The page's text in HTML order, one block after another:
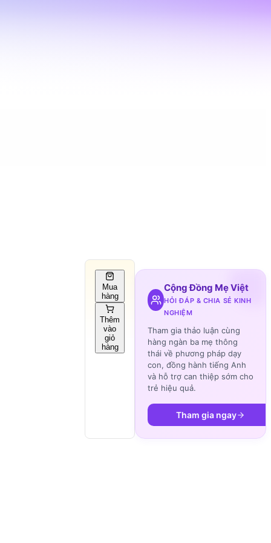
Mua
hàng
Thêm
vào
giỏ
hàng
Cộng Đồng Mẹ Việt
HỎI ĐÁP & CHIA SẺ KINH
NGHIỆM
Tham gia thảo luận cùng
hàng ngàn ba mẹ thông
thái về phương pháp dạy
con, đồng hành tiếng Anh
và hỗ trợ can thiệp sớm cho
trẻ hiệu quả.
Tham gia ngay